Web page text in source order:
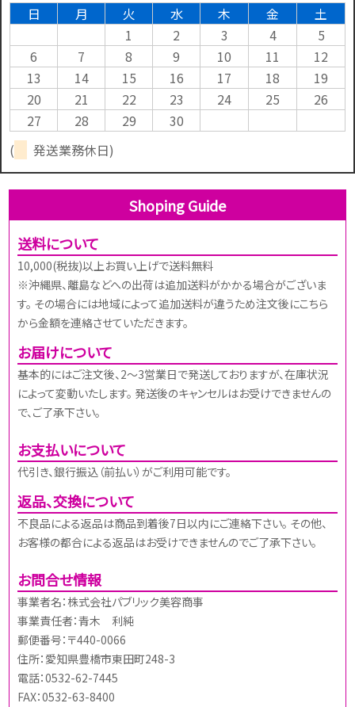
日 月 火 水 木 金
土
1
2 3 4
5
6
7 8 9 10 11
12
13
14 15 16 17 18
19
20
21 22 23 24 25
26
27
28 29
30
(
発送業務休日)
Shoping Guide
送料について
10,000(税抜)以上お買い上げで送料無料
※沖縄県、離島などへの出荷は追加送料がかかる場合がございま
す。 その場合には地域によって追加送料が違うため注文後にこちら
から金額を連絡させていただきます。
お届けについて
基本的にはご注文後、2～3営業日で発送しておりますが、在庫状況
によって変動いたします。 発送後のキャンセルはお受けできませんの
で、ご了承下さい。
お支払いについて
代引き、銀行振込（前払い）がご利用可能です。
返品、交換について
不良品による返品は商品到着後7日以内にご連絡下さい。 その他、
お客様の都合による返品はお受けできませんのでご了承下さい。
お問合せ情報
事業者名：株式会社パブリック美容商事
事業責任者：青木 利純
郵便番号：〒440-0066
住所：愛知県豊橋市東田町248-3
電話：0532-62-7445
FAX：0532-63-8400